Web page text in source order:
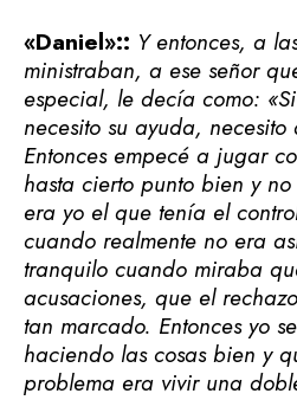
«Daniel»:: Y entonces, a
ministraban, a ese señor
especial, le decía como:
necesito su ayuda,
Entonces empecé a jugar
hasta cierto punto bien y
era yo el que tenía el
cuando realmente no era
tranquilo cuando miraba
acusaciones, que el
tan marcado. Entonces yo
haciendo las cosas bien y
problema era vivir una